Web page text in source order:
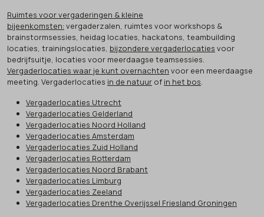
Ruimtes voor vergaderingen & kleine
bijeenkomsten: vergaderzalen, ruimtes voor workshops &
brainstormsessies, heidag locaties, hackatons, teambuilding
locaties, trainingslocaties, bijzondere vergaderlocaties voor
bedrijfsuitje, locaties voor meerdaagse teamsessies.
Vergaderlocaties waar je kunt overnachten voor een meerdaagse
meeting. Vergaderlocaties in de natuur of in het bos.
Vergaderlocaties Utrecht
Vergaderlocaties Gelderland
Vergaderlocaties Noord Holland
Vergaderlocaties Amsterdam
Vergaderlocaties Zuid Holland
Vergaderlocaties Rotterdam
Vergaderlocaties Noord Brabant
Vergaderlocaties Limburg
Vergaderlocaties Zeeland
Vergaderlocaties Drenthe Overijssel Friesland Groningen